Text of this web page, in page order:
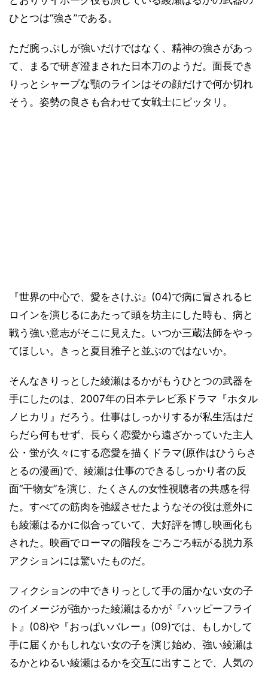
ひとつは“強さ”である。
ただ腕っぷしが強いだけではなく、精神の強さがあっ
て、まるで研ぎ澄まされた日本刀のようだ。面長でき
りっとシャープな顎のラインはその顔だけで何か切れ
そう。姿勢の良さも合わせて女戦士にピッタリ。
『世界の中心で、愛をさけぶ』(04)で病に冒されるヒ
ロインを演じるにあたって頭を坊主にした時も、病と
戦う強い意志がそこに見えた。いつか三蔵法師をやっ
てほしい。きっと夏目雅子と並ぶのではないか。
そんなきりっとした綾瀬はるかがもうひとつの武器を
手にしたのは、2007年の日本テレビ系ドラマ『ホタル
ノヒカリ』だろう。仕事はしっかりするが私生活はだ
らだら何もせず、長らく恋愛から遠ざかっていた主人
公・蛍が久々にする恋愛を描くドラマ(原作はひうらさ
とるの漫画)で、綾瀬は仕事のできるしっかり者の反
面“干物女”を演じ、たくさんの女性視聴者の共感を得
た。すべての筋肉を弛緩させたようなその役は意外に
も綾瀬はるかに似合っていて、大好評を博し映画化も
された。映画でローマの階段をごろごろ転がる脱力系
アクションには驚いたものだ。
フィクションの中できりっとして手の届かない女の子
のイメージが強かった綾瀬はるかが『ハッピーフライ
ト』(08)や『おっぱいバレー』(09)では、もしかして
手に届くかもしれない女の子を演じ始め、強い綾瀬は
るかとゆるい綾瀬はるかを交互に出すことで、人気の